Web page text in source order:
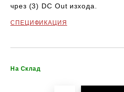
чрез (3) DC Out изхода
СПЕЦИФИКАЦИЯ
На Склад